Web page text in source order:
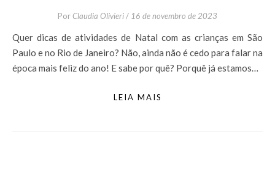
PorClaudia Olivieri/ 16 de novembro de 2023
Quer dicas de atividades de Natal com as crianças em São
Paulo e no Rio de Janeiro? Não, ainda não é cedo para falar na
época mais feliz do ano! E sabe por quê? Porquê já estamos…
LEIA MAIS